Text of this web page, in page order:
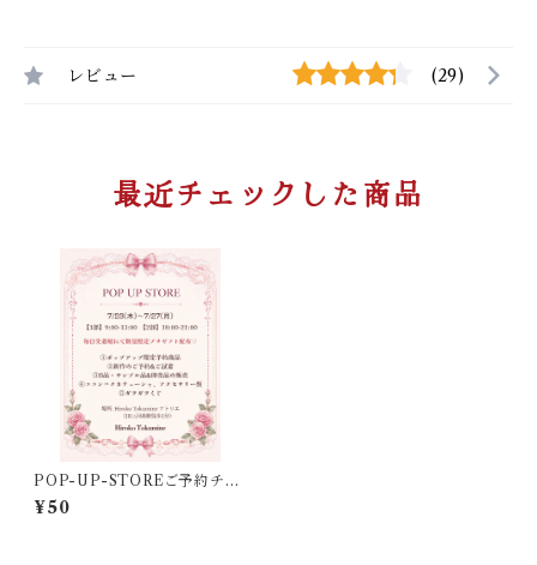
レビュー (29)
最近チェックした商品
POP-UP-STOREご予約チケ
ット（プチギフト確約）
¥50